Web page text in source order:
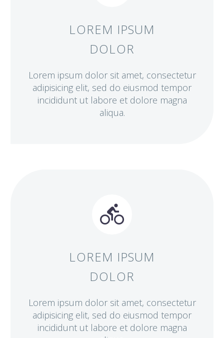
LOREM IPSUM
DOLOR
Lorem ipsum dolor sit amet, consectetur
adipisicing elit, sed do eiusmod tempor
incididunt ut labore et dolore magna
aliqua.


LOREM IPSUM
DOLOR
Lorem ipsum dolor sit amet, consectetur
adipisicing elit, sed do eiusmod tempor
incididunt ut labore et dolore magna